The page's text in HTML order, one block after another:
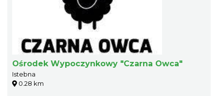
Ośrodek Wypoczynkowy "Czarna Owca"
Istebna
0.28 km